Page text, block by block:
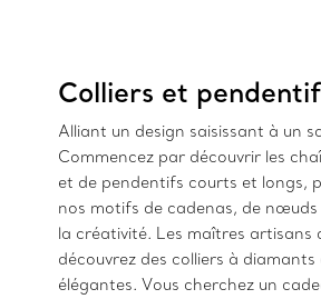
Colliers et
Alliant un design saisissant à un
Commencez par découvrir les
et de pendentifs courts et longs,
nos motifs de cadenas, de nœuds
la créativité. Les maîtres artisans
découvrez des colliers à
élégantes. Vous cherchez un